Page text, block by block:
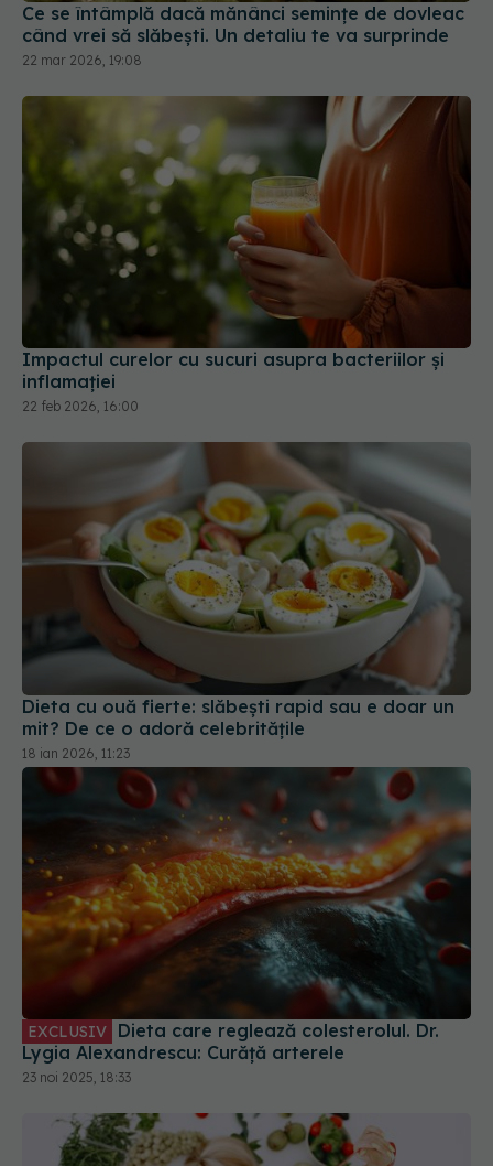
Ce se întâmplă dacă mănânci semințe de dovleac
când vrei să slăbești. Un detaliu te va surprinde
22 mar 2026, 19:08
Impactul curelor cu sucuri asupra bacteriilor și
inflamației
22 feb 2026, 16:00
Dieta cu ouă fierte: slăbești rapid sau e doar un
mit? De ce o adoră celebritățile
18 ian 2026, 11:23
EXCLUSIV
Lygia Alexandrescu: Curăță arterele
23 noi 2025, 18:33